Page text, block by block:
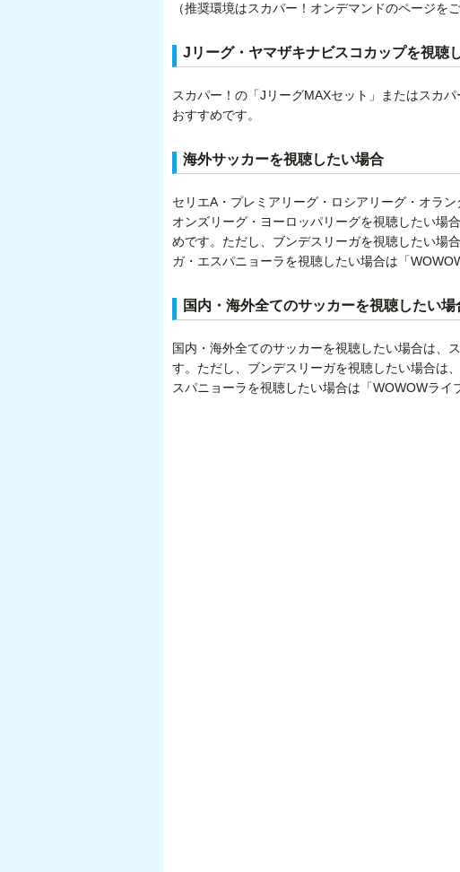
（推奨環境はスカパー！オンデマンドのページをご
Jリーグ・ヤマザキナビスコカップを視聴
スカパー！の「JリーグMAXセット」またはスカ
おすすめです。
海外サッカーを視聴したい場合
セリエA・プレミアリーグ・ロシアリーグ・オラ
オンズリーグ・ヨーロッパリーグを視聴したい場
めです。ただし、ブンデスリーガを視聴したい場
ガ・エスパニョーラを視聴したい場合は「
国内・海外全てのサッカーを視聴したい場
国内・海外全てのサッカーを視聴したい場合は、
す。ただし、ブンデスリーガを視聴したい場合は
スパニョーラを視聴したい場合は「WOWOWライ